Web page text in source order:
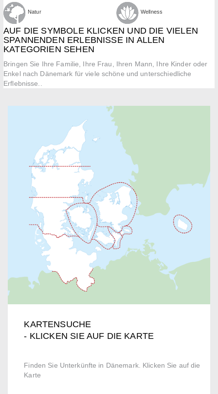
Natur Wellness
AUF DIE SYMBOLE KLICKEN UND DIE VIELEN
SPANNENDEN ERLEBNISSE IN ALLEN
KATEGORIEN SEHEN
Bringen Sie Ihre Familie, Ihre Frau, Ihren Mann, Ihre Kinder oder
Enkel nach Dänemark für viele schöne und unterschiedliche
Erflebnisse..
KARTENSUCHE
- KLICKEN SIE AUF DIE KARTE
Finden Sie Unterkünfte in Dänemark. Klicken Sie auf die
Karte